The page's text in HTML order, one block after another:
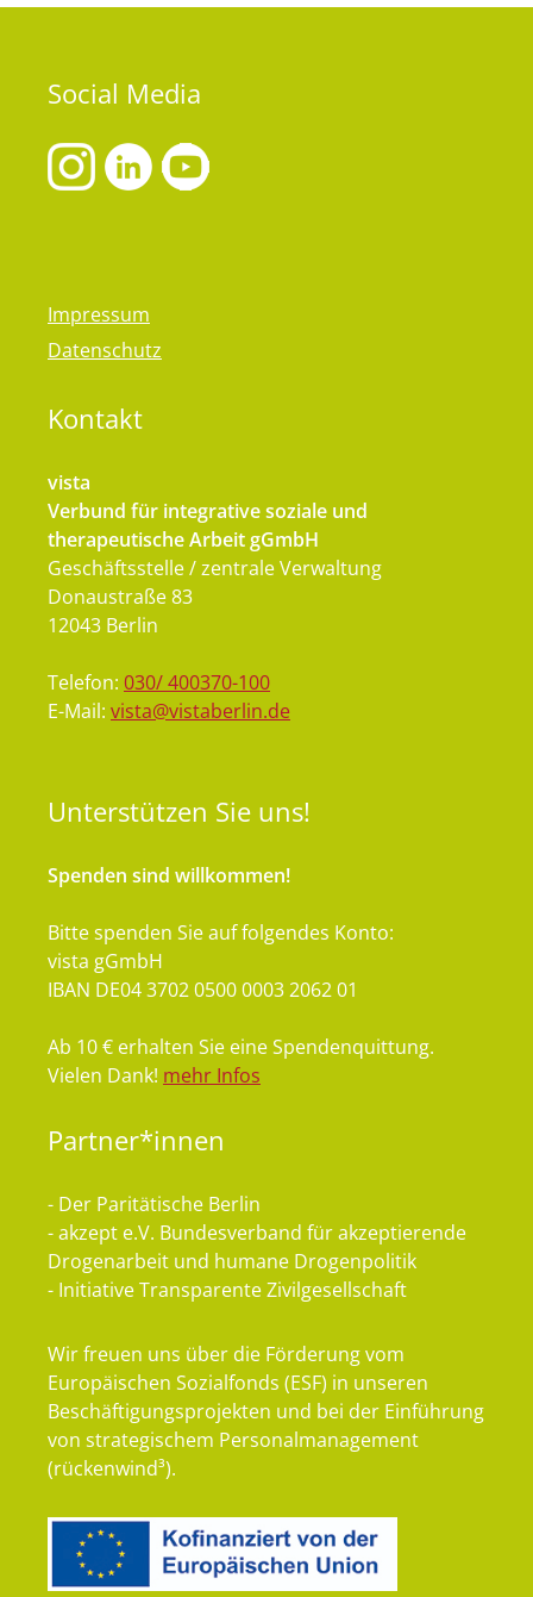
Social Media
Impressum
Datenschutz
Kontakt
vista
Verbund für integrative soziale und
therapeutische Arbeit gGmbH
Geschäftsstelle / zentrale Verwaltung
Donaustraße 83
12043 Berlin
Telefon: 030/ 400370-100
E-Mail: vista@vistaberlin.de
Unterstützen Sie uns!
Spenden sind willkommen!
Bitte spenden Sie auf folgendes Konto:
vista gGmbH
IBAN DE04 3702 0500 0003 2062 01
Ab 10 € erhalten Sie eine Spendenquittung.
Vielen Dank! mehr Infos
Partner*innen
- Der Paritätische Berlin
- akzept e.V. Bundesverband für akzeptierende
Drogenarbeit und humane Drogenpolitik
- Initiative Transparente Zivilgesellschaft
Wir freuen uns über die Förderung vom
Europäischen Sozialfonds (ESF) in unseren
Beschäftigungsprojekten und bei der Einführung
von strategischem Personalmanagement
(rückenwind³).